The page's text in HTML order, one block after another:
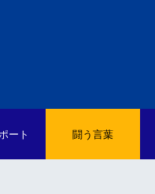
ート 闘う言葉